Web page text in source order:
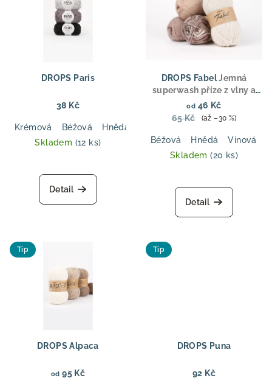
DROPS Paris
38 Kč
Krémová Béžová Hnědá
Skladem (12 ks)
Detail
DROPS FabelJemná
superwash příze z vlny a
polyamidu, fingering
tloušťka, ideální pro
od 46 Kč
65 Kč
(až –30 %)
Béžová Hnědá Vínová
Skladem(20 ks)
Detail
Tip
DROPS Alpaca
od 95 Kč
Tip
DROPS Puna
92 Kč